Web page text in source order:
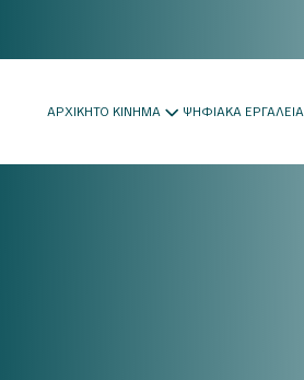
ΑΡΧΙΚΗΤΟ ΚΙΝΗΜΑ ΨΗΦΙΑΚΑ ΕΡΓΑΛΕΙΑ